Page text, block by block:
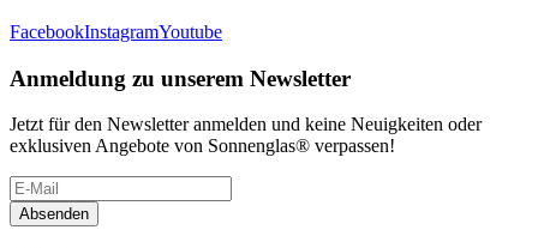
FacebookInstagramYoutube
Anmeldung zu unserem Newsletter
Jetzt für den Newsletter anmelden und keine Neuigkeiten oder
exklusiven Angebote von Sonnenglas® verpassen!
Absenden